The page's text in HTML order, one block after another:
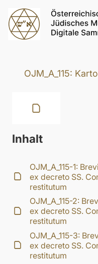
OJM_A_115:
Inhalt
OJM_A_115-1:
ex decreto SS.
restitutum
OJM_A_115-2:
ex decreto SS.
restitutum
OJM_A_115-3:
ex decreto SS.
restitutum